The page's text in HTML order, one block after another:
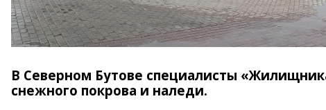
В Северном Бутове специалисты
снежного покрова и наледи.